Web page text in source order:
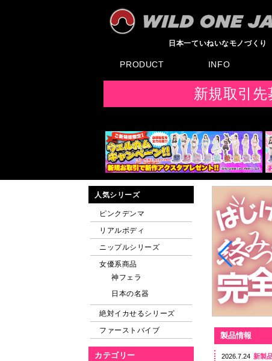
日本一ていねいなモノづくり
PRODUCT INFO
製品情報
お知らせ
イベント・展示会
メディア掲載
い
新規取引
人気シリーズ
ピンクデンマ
リアルボディ
ニップルシリーズ
女優系商品
神フェラ
日本の名器
絶対イカせるシリーズ
ファーストバイブ
カテゴリー
製品情報
2026.7.24 新製